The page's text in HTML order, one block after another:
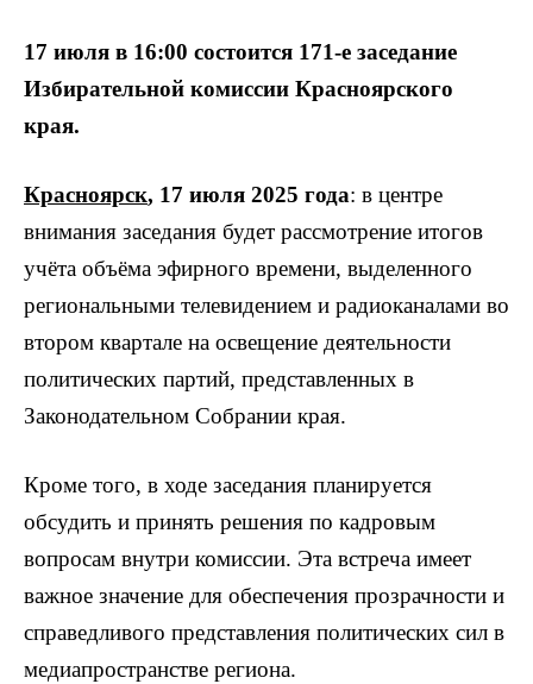
17 июля в 16:00 состоится 171-е заседание
Избирательной комиссии Красноярского
края.
Красноярск, 17 июля 2025 года: в центре
внимания заседания будет рассмотрение итогов
учёта объёма эфирного времени, выделенного
региональными телевидением и радиоканалами во
втором квартале на освещение деятельности
политических партий, представленных в
Законодательном Собрании края.
Кроме того, в ходе заседания планируется
обсудить и принять решения по кадровым
вопросам внутри комиссии. Эта встреча имеет
важное значение для обеспечения прозрачности и
справедливого представления политических сил в
медиапространстве региона.